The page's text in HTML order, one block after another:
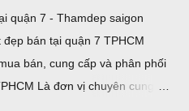
quận 7 - Thamdep saigon
bán tại quận 7 TPHCM
bán, cung cấp và phân phối
Là đơn vị chuyên cung